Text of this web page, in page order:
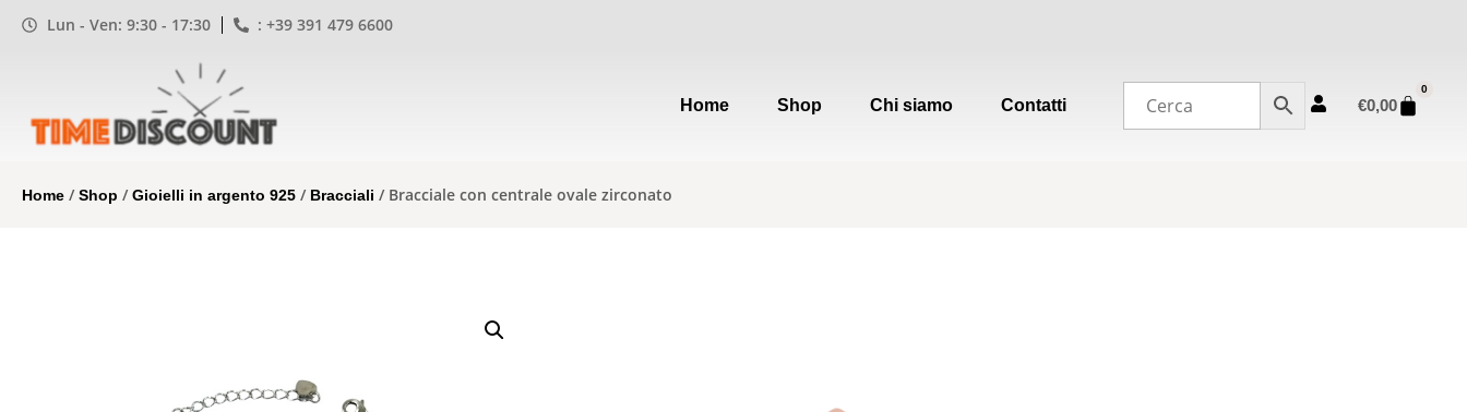
Lun - Ven: 9:30 - 17:30 : +39 391 479 6600
Home Shop Chi siamo Contatti €0,00
0
Home /Shop /Gioielli in argento 925 / Bracciali / Bracciale con centrale ovale zirconato